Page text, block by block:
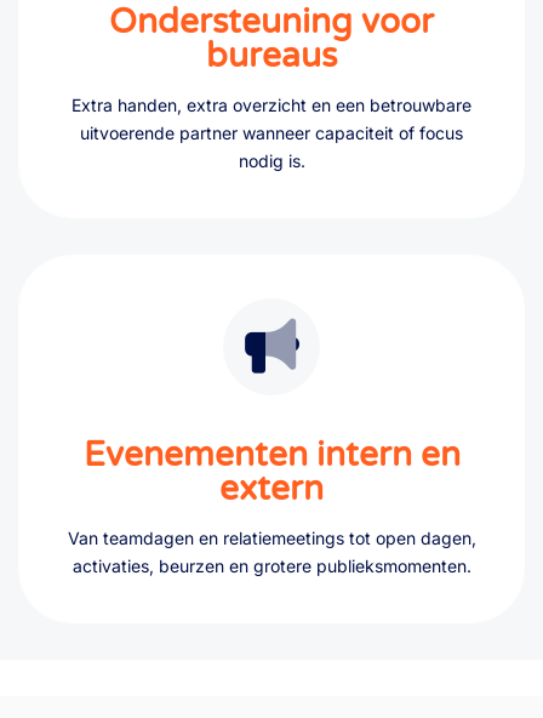
Ondersteuning voor
bureaus
Extra handen, extra overzicht en een betrouwbare
uitvoerende partner wanneer capaciteit of focus
nodig is.
Evenementen intern en
extern
Van teamdagen en relatiemeetings tot open dagen,
activaties, beurzen en grotere publieksmomenten.